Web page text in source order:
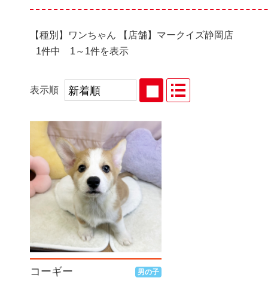
【種別】ワンちゃん 【店舗】マークイズ静岡店
1件中 1～1件を表示
表示順
コーギー 男の子